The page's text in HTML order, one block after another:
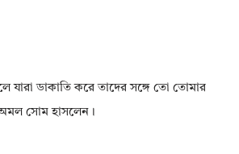
যারা ডাকাতি করে তাদের সঙ্গে তো তোমার
সোম হাসলেন।